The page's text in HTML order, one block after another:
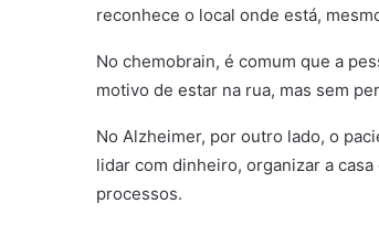
reconhece o local onde está,
No chemobrain, é comum que a
motivo de estar na rua, mas sem
No Alzheimer, por outro lado, o
lidar com dinheiro, organizar a
processos.